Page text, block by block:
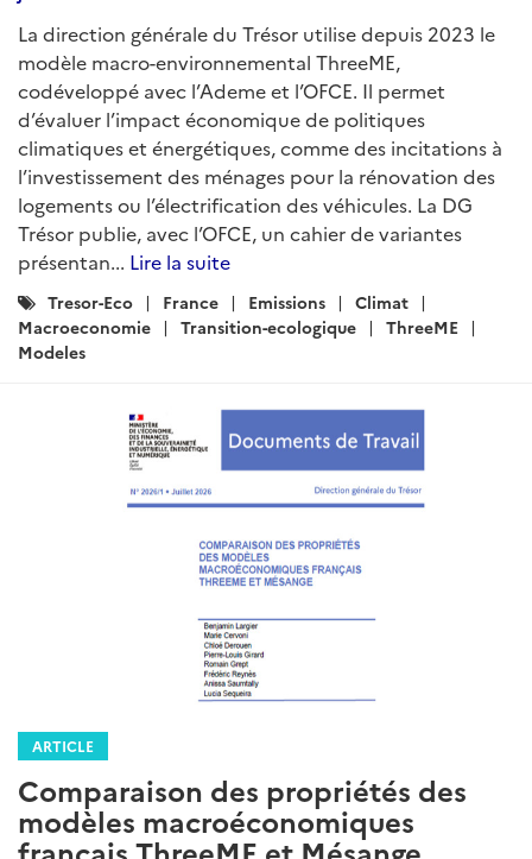
La direction générale du Trésor utilise depuis 2023 le
modèle macro-environnemental ThreeME,
codéveloppé avec l’Ademe et l’OFCE. Il permet
d’évaluer l’impact économique de politiques
climatiques et énergétiques, comme des incitations à
l’investissement des ménages pour la rénovation des
logements ou l’électrification des véhicules. La DG
Trésor publie, avec l’OFCE, un cahier de variantes
présentan... Lire la suite
Catégories
:
Tresor-Eco France Emissions
Climat
Macroeconomie
Transition-ecologique
ThreeME
Modeles
ARTICLE
Comparaison des propriétés des
modèles macroéconomiques